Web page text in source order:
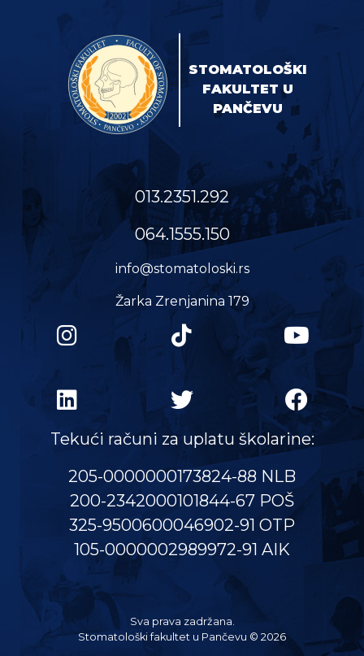
STOMATOLOŠKI
FAKULTET U
PANČEVU
013.2351.292
064.1555.150
info@stomatoloski.rs
Žarka Zrenjanina 179
Tekući računi za uplatu školarine:
205-0000000173824-88 NLB
200-2342000101844-67 POŠ
325-9500600046902-91 OTP
105-0000002989972-91 AIK
Sva prava zadržana.
Stomatološki fakultet u Pančevu © 2026